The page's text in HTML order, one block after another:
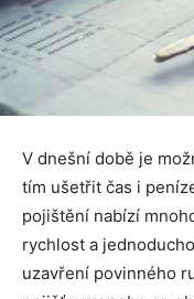
V dnešní době je
tím ušetřit čas i
pojištění nabízí
rychlost a
uzavření povinného